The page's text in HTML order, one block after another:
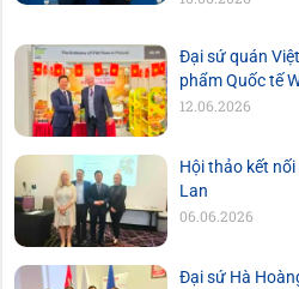
Đại sứ quán
phẩm Quốc tế
12.06.2026
Hội thảo kết
Lan
06.06.2026
Đại sứ Hà